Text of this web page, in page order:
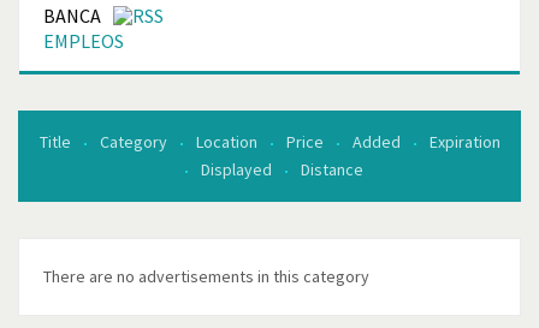
BANCA
EMPLEOS
Title Category Location Price Added
Expiration
Displayed
Distance
There are no advertisements in this category